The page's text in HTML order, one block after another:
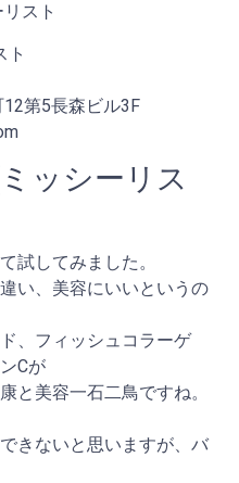
スト
ト
第5長森ビル3F
ッシーリス
試してみました。
い、美容にいいというの
、フィッシュコラーゲ
Cが
と美容一石二鳥ですね。
きないと思いますが、バ